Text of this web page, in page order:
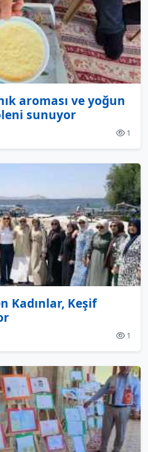
aroması ve yoğun
sunuyor
1
Kadınlar, Keşif
1